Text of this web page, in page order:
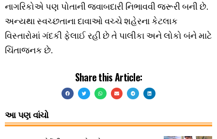
નાગરિકોએ પણ પોતાની જવાબદારી નિભાવવી જરૂરી બની છે.
અન્યથા સ્વચ્છતાના દાવાઓ વચ્ચે શહેરના કેટલાક
વિસ્તારોમાં ગંદકી ફેલાઈ રહી છે તે પાલીકા અને લોકો બંને માટે
ચિંતાજનક છે.
Share this Article:
આ પણ વાંચો